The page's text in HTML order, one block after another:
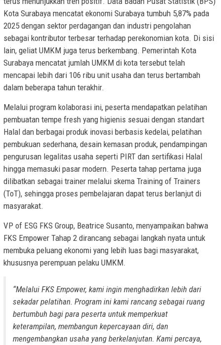
Kota Surabaya mencatat ekonomi Surabaya tumbuh 5,87% pada
2025 dengan sektor perdagangan dan industri pengolahan
sebagai kontributor terbesar terhadap perekonomian kota. Di sisi
lain, geliat UMKM juga terus berkembang. Pemerintah Kota
Surabaya mencatat jumlah UMKM di kota tersebut telah
mencapai lebih dari 106 ribu unit usaha dan terus bertambah
dalam beberapa tahun terakhir.
Melalui program kolaborasi ini, peserta mendapatkan pelatihan
pembuatan tempe fresh yang higienis sesuai dengan standart
Halal dan berbagai produk inovasi berbasis kedelai, pelatihan
pembukuan sederhana, desain kemasan produk, pendampingan
pengurusan legalitas usaha seperti PIRT dan sertifikasi Halal
hingga memasuki pasar modern. Peserta tahap pertama juga
dilibatkan sebagai trainer melalui skema Training of Trainers
(ToT), sehingga proses pembelajaran dapat terus berlanjut di
masyarakat.
VP of ESG FKS Group, Beatrice Susanto, menyampaikan bahwa
FKS Empower Tahap 2 dirancang sebagai langkah nyata untuk
membuka peluang ekonomi yang lebih luas bagi masyarakat,
khususnya perempuan pelaku UMKM.
“Melalui FKS Empower, kami ingin menghadirkan lebih dari
sekadar pelatihan. Program ini kami rancang sebagai ruang
bertumbuh bagi para peserta untuk memperkuat
keterampilan, membangun kepercayaan diri, dan
mengembangkan usaha yang berkelanjutan. Kami percaya,